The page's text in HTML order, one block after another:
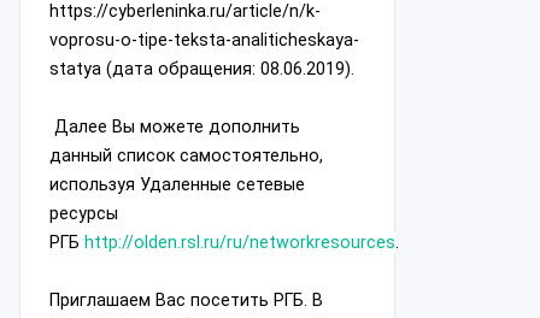
https://cyberleninka.ru/article/n/k-
voprosu-o-tipe-teksta-analiticheskaya-
statya (дата обращения: 08.06.2019).
Далее Вы можете дополнить
данный список самостоятельно,
используя Удаленные сетевые
ресурсы
РГБ http://olden.rsl.ru/ru/networkresources.
Приглашаем Вас посетить РГБ. В